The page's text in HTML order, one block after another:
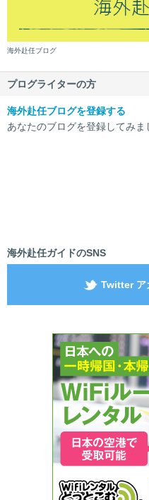
海外赴任ブログ
プログライターの方
海外赴任ブログを登録する
あなたのブログを登録してみま
海外赴任ガイドのSNS
Twitter ア